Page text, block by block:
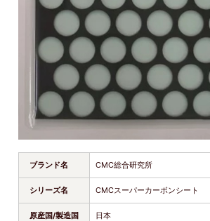
ブランド名 CMC総合研究所
シリーズ名 CMCスーパーカーボンシート
原産国/製造国 日本